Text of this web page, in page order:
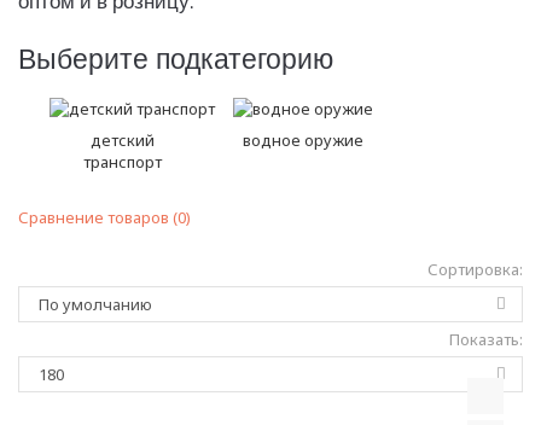
Выберите подкатегорию
детский
транспорт
водное оружие
Сравнение товаров (0)
Сортировка:
Показать: